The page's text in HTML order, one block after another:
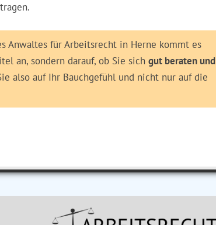
Anwaltes für Arbeitsrecht in Herne kommt es
an, sondern darauf, ob Sie sich gut beraten und
also auf Ihr Bauchgefühl und nicht nur auf die